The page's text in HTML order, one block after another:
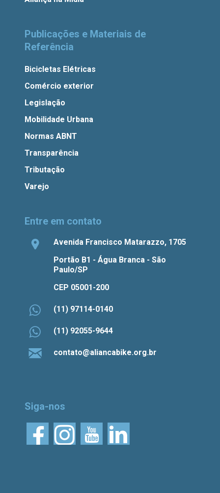
Publicações e Materiais de
Referência
Bicicletas Elétricas
Comércio exterior
Legislação
Mobilidade Urbana
Normas ABNT
Transparência
Tributação
Varejo
Entre em contato
Avenida Francisco Matarazzo, 1705
Portão B1 - Água Branca - São
Paulo/SP
CEP 05001-200
(11) 97114-0140
(11) 92055-9644
contato@aliancabike.org.br
Siga-nos